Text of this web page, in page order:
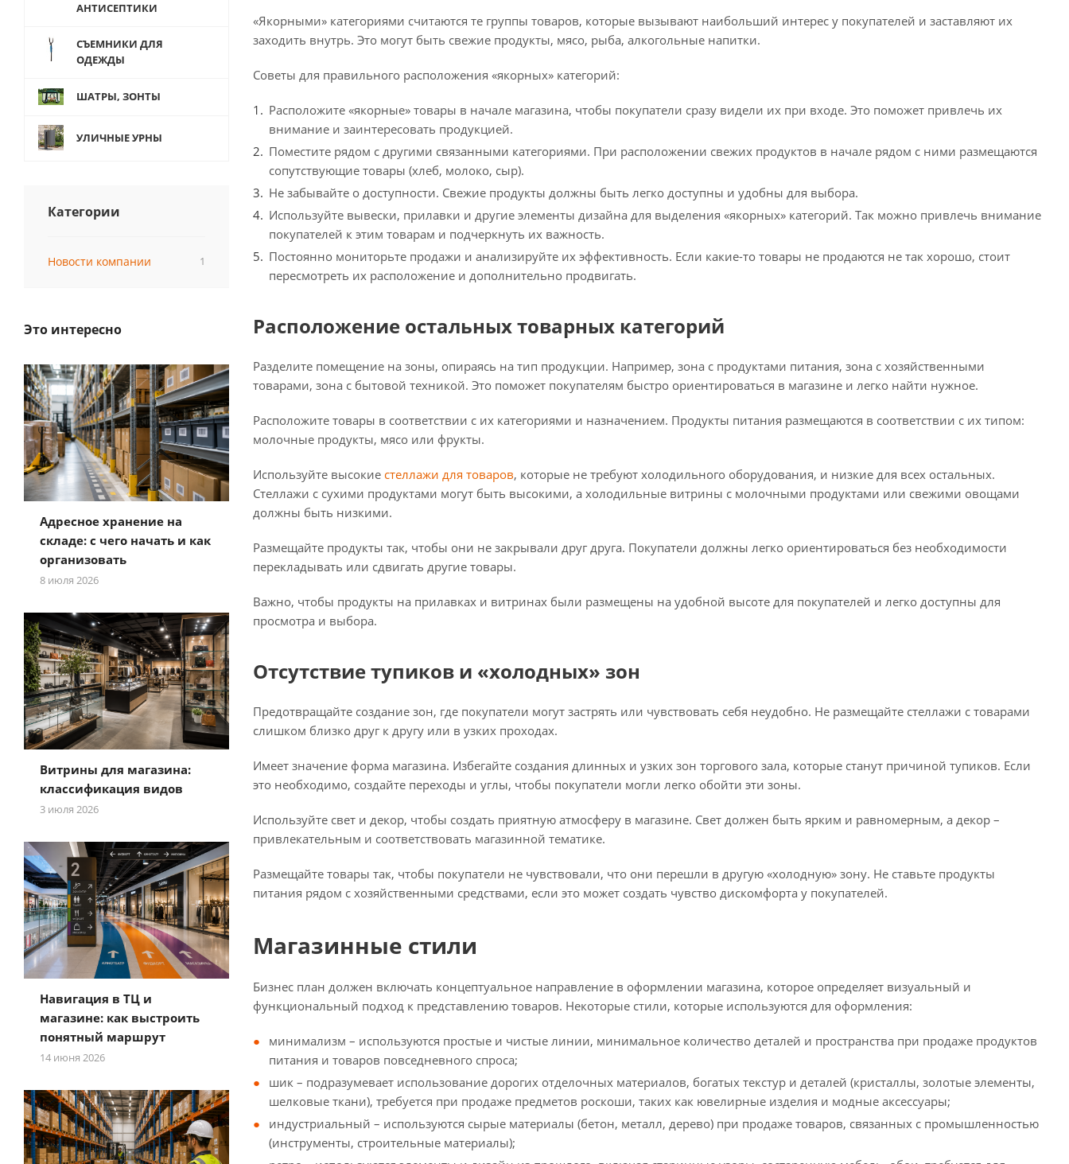
«Якорными» категориями считаются те группы товаров, которые вызывают наибольший интерес у покупателей и заставляют их
заходить внутрь. Это могут быть свежие продукты, мясо, рыба, алкогольные напитки.
Советы для правильного расположения «якорных» категорий:
Расположите «якорные» товары в начале магазина, чтобы покупатели сразу видели их при входе. Это поможет привлечь их
внимание и заинтересовать продукцией.
Поместите рядом с другими связанными категориями. При расположении свежих продуктов в начале рядом с ними размещаются
сопутствующие товары (хлеб, молоко, сыр).
Не забывайте о доступности. Свежие продукты должны быть легко доступны и удобны для выбора.
Используйте вывески, прилавки и другие элементы дизайна для выделения «якорных» категорий. Так можно привлечь внимание
покупателей к этим товарам и подчеркнуть их важность.
Постоянно мониторьте продажи и анализируйте их эффективность. Если какие-то товары не продаются не так хорошо, стоит
пересмотреть их расположение и дополнительно продвигать.
Расположение остальных товарных категорий
Разделите помещение на зоны, опираясь на тип продукции. Например, зона с продуктами питания, зона с хозяйственными
товарами, зона с бытовой техникой. Это поможет покупателям быстро ориентироваться в магазине и легко найти нужное.
Расположите товары в соответствии с их категориями и назначением. Продукты питания размещаются в соответствии с их типом:
молочные продукты, мясо или фрукты.
Используйте высокие стеллажи для товаров, которые не требуют холодильного оборудования, и низкие для всех остальных.
Стеллажи с сухими продуктами могут быть высокими, а холодильные витрины с молочными продуктами или свежими овощами
должны быть низкими.
Размещайте продукты так, чтобы они не закрывали друг друга. Покупатели должны легко ориентироваться без необходимости
перекладывать или сдвигать другие товары.
Важно, чтобы продукты на прилавках и витринах были размещены на удобной высоте для покупателей и легко доступны для
просмотра и выбора.
Отсутствие тупиков и «холодных» зон
Предотвращайте создание зон, где покупатели могут застрять или чувствовать себя неудобно. Не размещайте стеллажи с товарами
слишком близко друг к другу или в узких проходах.
Имеет значение форма магазина. Избегайте создания длинных и узких зон торгового зала, которые станут причиной тупиков. Если
это необходимо, создайте переходы и углы, чтобы покупатели могли легко обойти эти зоны.
Используйте свет и декор, чтобы создать приятную атмосферу в магазине. Свет должен быть ярким и равномерным, а декор –
привлекательным и соответствовать магазинной тематике.
Размещайте товары так, чтобы покупатели не чувствовали, что они перешли в другую «холодную» зону. Не ставьте продукты
питания рядом с хозяйственными средствами, если это может создать чувство дискомфорта у покупателей.
Магазинные стили
Бизнес план должен включать концептуальное направление в оформлении магазина, которое определяет визуальный и
функциональный подход к представлению товаров. Некоторые стили, которые используются для оформления:
минимализм – используются простые и чистые линии, минимальное количество деталей и пространства при продаже продуктов
питания и товаров повседневного спроса;
шик – подразумевает использование дорогих отделочных материалов, богатых текстур и деталей (кристаллы, золотые элементы,
шелковые ткани), требуется при продаже предметов роскоши, таких как ювелирные изделия и модные аксессуары;
индустриальный – используются сырые материалы (бетон, металл, дерево) при продаже товаров, связанных с промышленностью
(инструменты, строительные материалы);
АНТИСЕПТИКИ
СЪЕМНИКИ ДЛЯ
ОДЕЖДЫ
ШАТРЫ, ЗОНТЫ
УЛИЧНЫЕ УРНЫ
Категории
Новости компании 1
Это интересно
Адресное хранение на
складе: с чего начать и как
организовать
8 июля 2026
Витрины для магазина:
классификация видов
3 июля 2026
Навигация в ТЦ и
магазине: как выстроить
понятный маршрут
14 июня 2026